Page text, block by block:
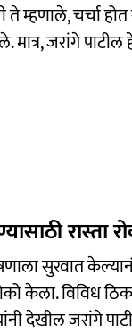
ते म्हणाले, चर्चा
मात्र, जरांगे
रास्ता
सुरवात
केला. विविध
देखील जरांगे